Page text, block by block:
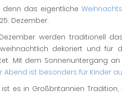
denn das eigentliche
Dezember.
werden traditionell
dekoriert und für
Mit dem Sonnenuntergang an
Abend ist besonders für Kinder
ist es in Großbritannien